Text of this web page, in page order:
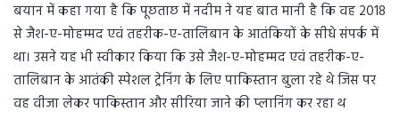
बयान में कहा गया है कि पूछताछ में नदीम ने यह बात मानी है कि वह 2018
से जैश-ए-मोहम्मद एवं तहरीक-ए-तालिबान के आतंकियों के सीधे संपर्क में
था। उसने यह भी स्वीकार किया कि उसे जैश-ए-मोहम्मद एवं तहरीक-ए-
तालिबान के आतंकी स्पेशल ट्रेनिंग के लिए पाकिस्तान बुला रहे थे जिस पर
वह वीजा लेकर पाकिस्तान और सीरिया जाने की प्लानिंग कर रहा थ